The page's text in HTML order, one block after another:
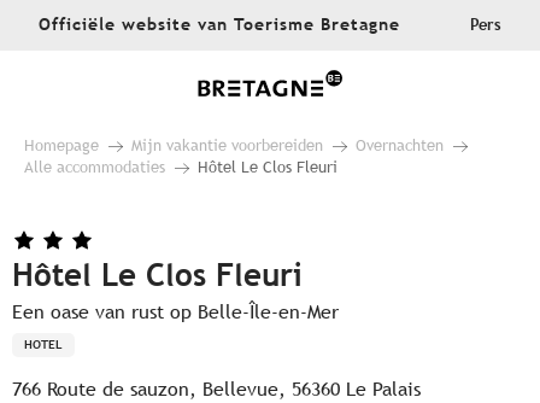
AllerOfficiële website van Toerisme Bretagne Pers
Homepage Mijn vakantie voorbereiden
Overnachten
Alle accommodaties
Hôtel Le Clos Fleuri
Hôtel Le Clos Fleuri
Een oase van rust op Belle-Île-en-Mer
HOTEL
766 Route de sauzon, Bellevue, 56360 Le Palais